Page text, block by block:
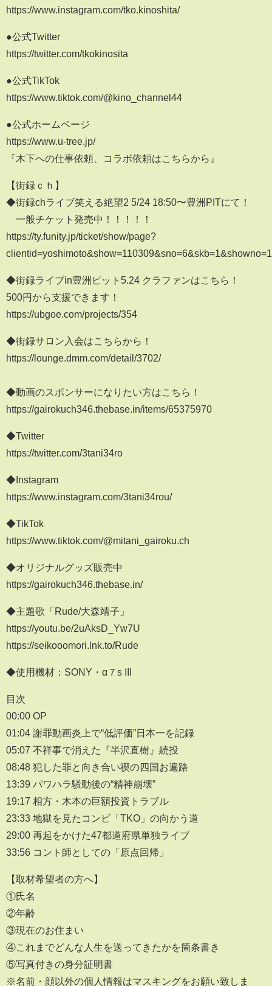
https://www.instagram.com/tko.kinoshita/
●公式Twitter
https://twitter.com/tkokinosita​​​​​
●公式TikTok
https://www.tiktok.com/@kino_channel44
●公式ホームページ
https://www.u-tree.jp/
『木下への仕事依頼、コラボ依頼はこちらから』
【街録ｃｈ】
◆街録chライブ笑える絶望2 5/24 18:50〜豊洲PITにて！
一般チケット発売中！！！！！
https://ty.funity.jp/ticket/show/page?
clientid=yoshimoto&show=110309&sno=6&skb=1&showno=1
◆街録ライブin豊洲ピット5.24 クラファンはこちら！
500円から支援できます！
https://ubgoe.com/projects/354
◆街録サロン入会はこちらから！
https://lounge.dmm.com/detail/3702/
◆動画のスポンサーになりたい方はこちら！
https://gairokuch346.thebase.in/items/65375970
◆Twitter
https://twitter.com/3tani34ro
◆Instagram
https://www.instagram.com/3tani34rou/
◆TikTok
https://www.tiktok.com/@mitani_gairoku.ch
◆オリジナルグッズ販売中
https://gairokuch346.thebase.in/
◆主題歌「Rude/大森靖子」
https://youtu.be/2uAksD_Yw7U
https://seikooomori.lnk.to/Rude
◆使用機材：SONY・α７s III
目次
00:00 OP
01:04 謝罪動画炎上で“低評価”日本一を記録
05:07 不祥事で消えた『半沢直樹』続投
08:48 犯した罪と向き合い禊の四国お遍路
13:39 パワハラ騒動後の“精神崩壊”
19:17 相方・木本の巨額投資トラブル
23:33 地獄を見たコンビ「TKO」の向かう道
29:00 再起をかけた47都道府県単独ライブ
33:56 コント師としての「原点回帰」
【取材希望者の方へ】
①氏名
②年齢
③現在のお住まい
④これまでどんな人生を送ってきたかを箇条書き
⑤写真付きの身分証明書
※名前・顔以外の個人情報はマスキングをお願い致しま